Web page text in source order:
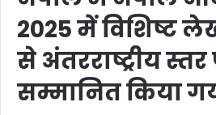
2025 में विशिष्ट
से अंतरराष्ट्रीय स्तर
सम्मानित किया